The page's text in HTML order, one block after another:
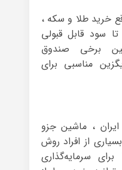
خرید طلا و سکه ،
سود قابل قبولی
برخی صندوق
مناسبی برای
، ماشین جزو
از افراد روش
سرمایه‌گذاری